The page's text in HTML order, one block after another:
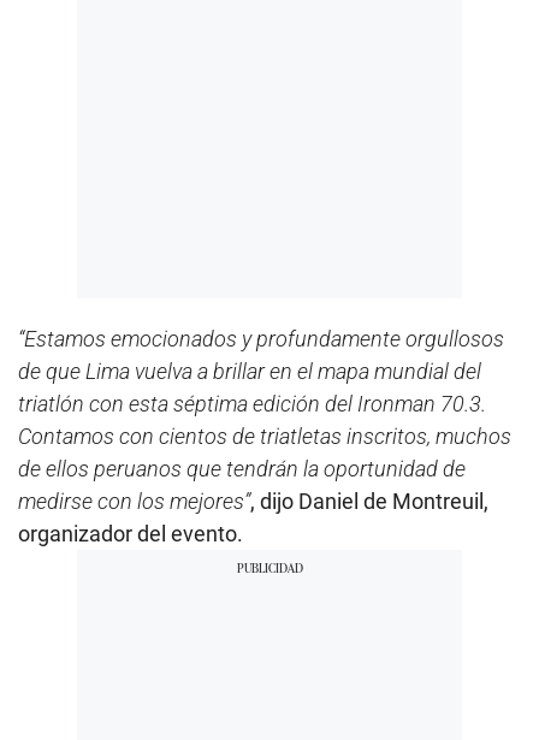
“Estamos emocionados y profundamente orgullosos
de que Lima vuelva a brillar en el mapa mundial del
triatlón con esta séptima edición del Ironman 70.3.
Contamos con cientos de triatletas inscritos, muchos
de ellos peruanos que tendrán la oportunidad de
medirse con los mejores”, dijo Daniel de Montreuil,
organizador del evento.